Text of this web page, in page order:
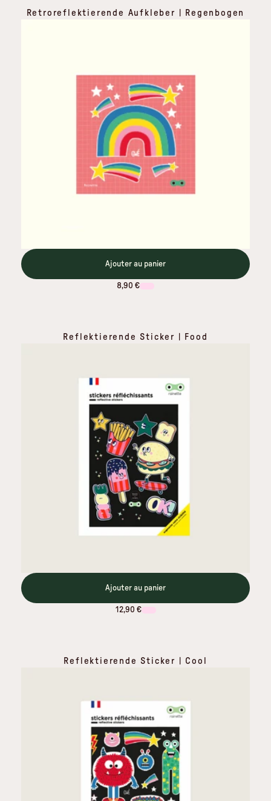
Retroreflektierende Aufkleber | Regenbogen
Ajouter au panier
8,90 €
Reflektierende Sticker | Food
Ajouter au panier
12,90 €
Reflektierende Sticker | Cool